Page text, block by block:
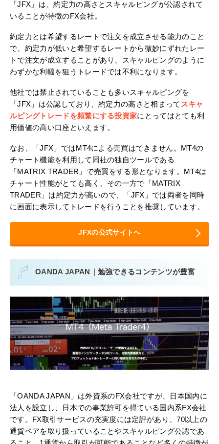
「JFX」は、約定力の高さとスキャルピングが公認されて
いることが特徴のFX会社。
約定力とは希望するレートで注文を成立させる能力のこと
で、約定力が低いと希望するレートから微妙にずれたレー
トで注文が成立することがあり、スキャルピングのように
わずかな利幅を狙うトレードでは不利になります。
他社では禁止されていることも多いスキャルピングを
「JFX」は公認しており、約定力の高さと相まって スキャ
ルピングトレードを頻繁にする投資家にとってはとても利
用価値の高い口座といえます。
なお、「JFX」ではMT4による売買はできません。MT4の
チャート機能を利用して同社の独自ツールである
「MATRIX TRADER」で売買をする形となります。MT4は
チャート性能がとても高く、その一方で「MATRIX
TRADER」は約定力が高いので、「JFX」では両者を同時
に画面に表示してトレードを行うことを推奨しています。
JFXの公式サイトへ
OANDA JAPAN｜勉強できるコンテンツが豊富
「OANDA JAPAN」は外資系のFX会社ですが、日本国内に
法人を設立し、日本での事業許可を得ている国内系FX会社
です。FX取引サービスの充実度には定評があり、70以上の
通貨ペアを取り扱っていることやスキャルピング公認であ